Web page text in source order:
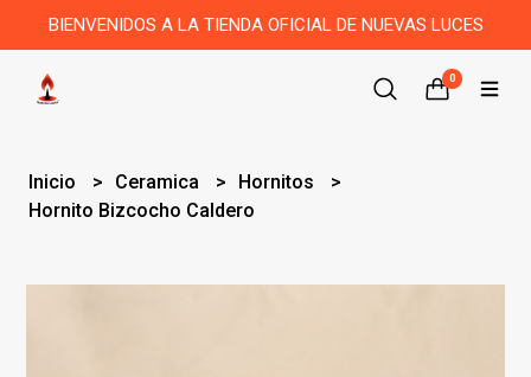
BIENVENIDOS A LA TIENDA OFICIAL DE NUEVAS LUCES
0
Inicio Ceramica
Hornitos
Hornito Bizcocho Caldero